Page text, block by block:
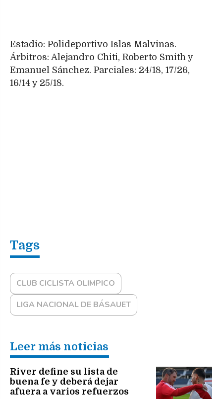
Estadio: Polideportivo Islas Malvinas.
Árbitros: Alejandro Chiti, Roberto Smith y
Emanuel Sánchez. Parciales: 24/18, 17/26,
16/14 y 25/18.
CLUB CICLISTA OLIMPICO
LIGA NACIONAL DE BÁSAUET
Leer más noticias
River define su lista de
buena fe y deberá dejar
afuera a varios refuerzos